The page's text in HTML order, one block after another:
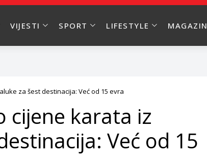
VIJESTI SPORT LIFESTYLE MAGAZIN
za šest destinacija: Već od 15 evra
cijene karata iz
Već od 15